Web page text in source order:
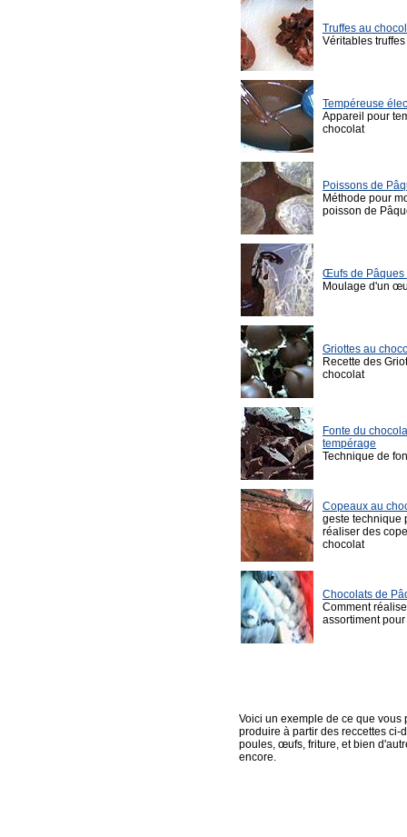
Truffes au
Véritables
Tempéreuse
Appareil pour
chocolat
Poissons de
Méthode pour
poisson de
Œufs de Pâques
Moulage d'un
Griottes au
Recette des
chocolat
Fonte du
tempérage
Technique de
Copeaux au
geste technique
réaliser des
chocolat
Chocolats de
Comment
assortiment
Voici un exemple de ce que vous
produire à partir des reccettes ci-
poules, œufs, friture, et bien
encore.